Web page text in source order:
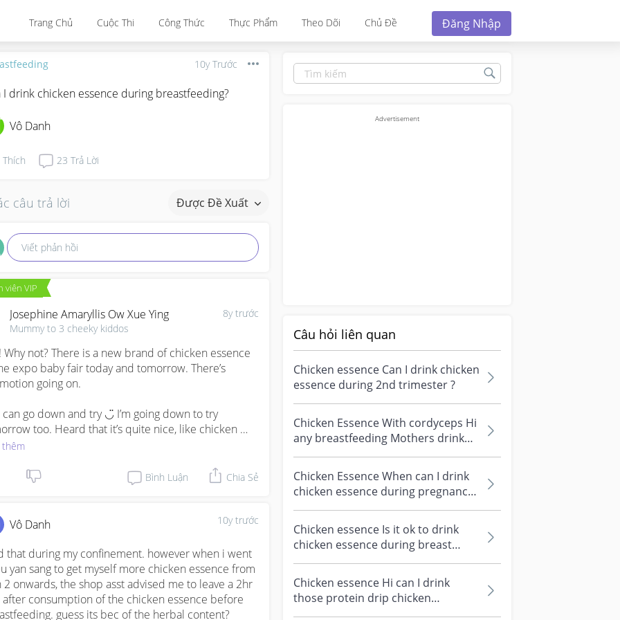
Trang Chủ Cuộc Thi Công Thức Thực Phẩm Theo Dõi Chủ Đề Đăng Nhập
10y Trước
I drink chicken essence during breastfeeding?
Vô Danh
Thích 23 Trả Lời
câu trả lời Được Đề Xuất
Viết phản hồi
viên VIP
8y trước
Josephine Amaryllis Ow Xue Ying
Mummy to 3 cheeky kiddos
Why not? There is a new brand of chicken essence
expo baby fair today and tomorrow. There’s
going on.
can go down and try ◡̈ I’m going down to try
too. Heard that it’s quite nice, like chicken
soup. Unlike some chicken essence, which
helps to boost milk supply too. So is like 2 in
body + boost milk supply.
babyfair.supermom.com.sg/wang-chao-chicken-
box-of-10.html
Bình Luận Chia Sẻ
10y trước
Vô Danh
that during my confinement. however when i went
yan sang to get myself more chicken essence from
2 onwards, the shop asst advised me to leave a 2hr
after consumption of the chicken essence before
guess its bec of the herbal content?
Câu hỏi liên quan
Chicken essence Can I drink chicken
essence during 2nd trimester ?
Chicken Essence With cordyceps Hi
any breastfeeding Mothers drink
brands chicken essence for
cordyce...
Chicken Essence When can I drink
chicken essence during pregnancy?
Any ingredient need to look out o...
Chicken essence Is it ok to drink
chicken essence during breast
feeding ?
Chicken essence Hi can I drink
those protein drip chicken
essence(like eu yen sang or papura)